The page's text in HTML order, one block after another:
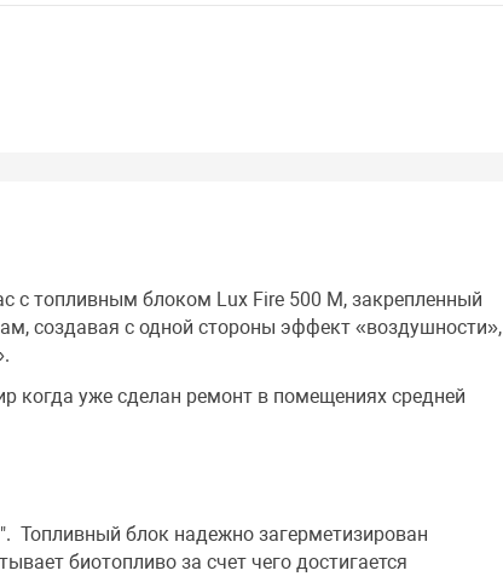
с топливным блоком Lux Fire 500 М, закрепленный
создавая с одной стороны эффект «воздушности»,
когда уже сделан ремонт в помещениях средней
Топливный блок надежно загерметизирован
биотопливо за счет чего достигается